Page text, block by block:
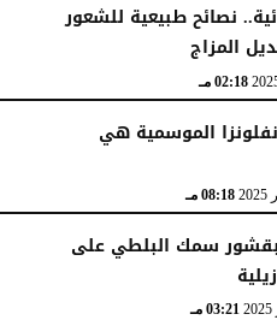
نصائح طبيعية للشعور
المزاج
02:18 مـ
الموسمية هي
08:18 مـ
بقشور سمك البلطي على
03:21 مـ